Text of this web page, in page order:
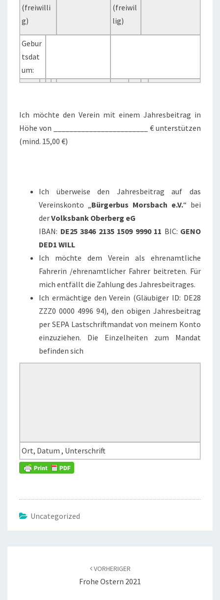
(freiwilli
g)
(freiwil
lig)
Gebur
tsdat
um:
Ich möchte den Verein mit einem Jahresbeitrag in
Höhe von ________________________ € unterstützen
(mind. 15,00 €)
Ich überweise den Jahresbeitrag auf das
Vereinskonto „Bürgerbus Morsbach e.V.“ bei
derVolksbank Oberberg eG
IBAN: DE25 3846 2135 1509 9990 11 BIC: GENO
DED1 WILL
Ich möchte dem Verein als ehrenamtliche
Fahrerin /ehrenamtlicher Fahrer beitreten. Für
mich entfällt die Zahlung des Jahresbeitrages.
Ich ermächtige den Verein (Gläubiger ID: DE28
ZZZ0 0000 4996 94), den obigen Jahresbeitrag
per SEPA Lastschriftmandat von meinem Konto
einzuziehen. Die Einzelheiten zum Mandat
befinden sich
Ort, Datum , Unterschrift
Uncategorized
VORHERIGER
Frohe Ostern 2021